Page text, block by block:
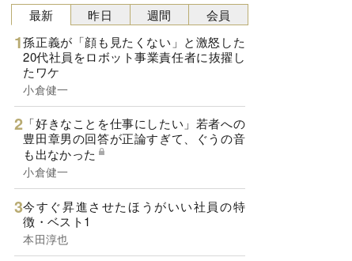
最新
孫正義が「顔も見たくない」と激怒した
20代社員をロボット事業責任者に抜擢し
たワケ
小倉健一
「好きなことを仕事にしたい」若者への
豊田章男の回答が正論すぎて、ぐうの音
も出なかった
小倉健一
今すぐ昇進させたほうがいい社員の特
徴・ベスト1
本田淳也
昨日 週間 会員